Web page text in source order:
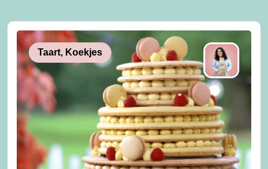
Taart, Koekjes